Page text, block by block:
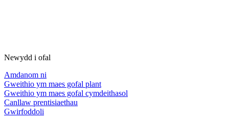
Newydd i ofal
Amdanom ni
Gweithio ym maes gofal plant
Gweithio ym maes gofal cymdeithasol
Canllaw prentisiaethau
Gwirfoddoli